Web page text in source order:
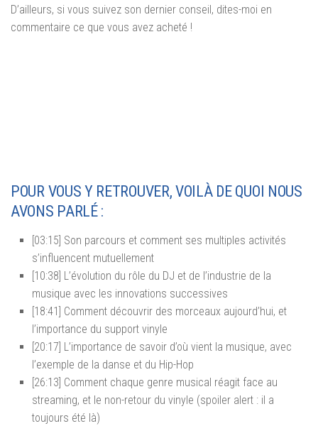
D’ailleurs, si vous suivez son dernier conseil, dites-moi en
commentaire ce que vous avez acheté !
POUR VOUS Y RETROUVER, VOILÀ DE QUOI NOUS
AVONS PARLÉ :
[03:15] Son parcours et comment ses multiples activités
s’influencent mutuellement
[10:38] L’évolution du rôle du DJ et de l’industrie de la
musique avec les innovations successives
[18:41] Comment découvrir des morceaux aujourd’hui, et
l’importance du support vinyle
[20:17] L’importance de savoir d’où vient la musique, avec
l’exemple de la danse et du Hip-Hop
[26:13] Comment chaque genre musical réagit face au
streaming, et le non-retour du vinyle (spoiler alert : il a
toujours été là)